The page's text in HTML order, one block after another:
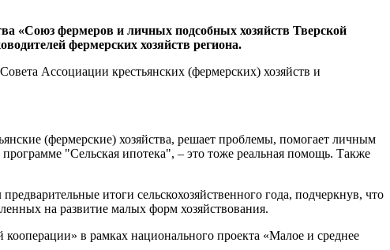
«Союз фермеров и личных подсобных хозяйств Тверской
фермерских хозяйств региона.
Ассоциации крестьянских (фермерских) хозяйств и
(фермерские) хозяйства, решает проблемы, помогает личным
"Сельская ипотека", – это тоже реальная помощь. Также
итоги сельскохозяйственного года, подчеркнув, что
на развитие малых форм хозяйствования.
в рамках национального проекта «Малое и среднее